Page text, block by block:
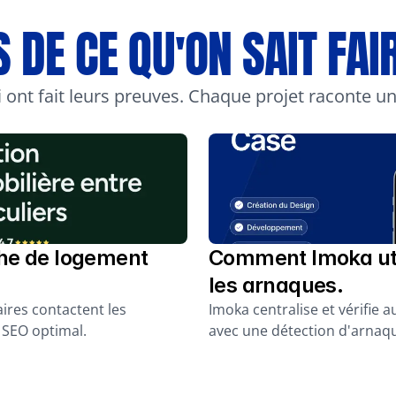
CE QU'ON SAIT
fait leurs preuves. Chaque projet raconte
de logement
contactent les
optimal.
Comment Imoka
les arnaques.
Imoka centralise et vérifie
avec une détection